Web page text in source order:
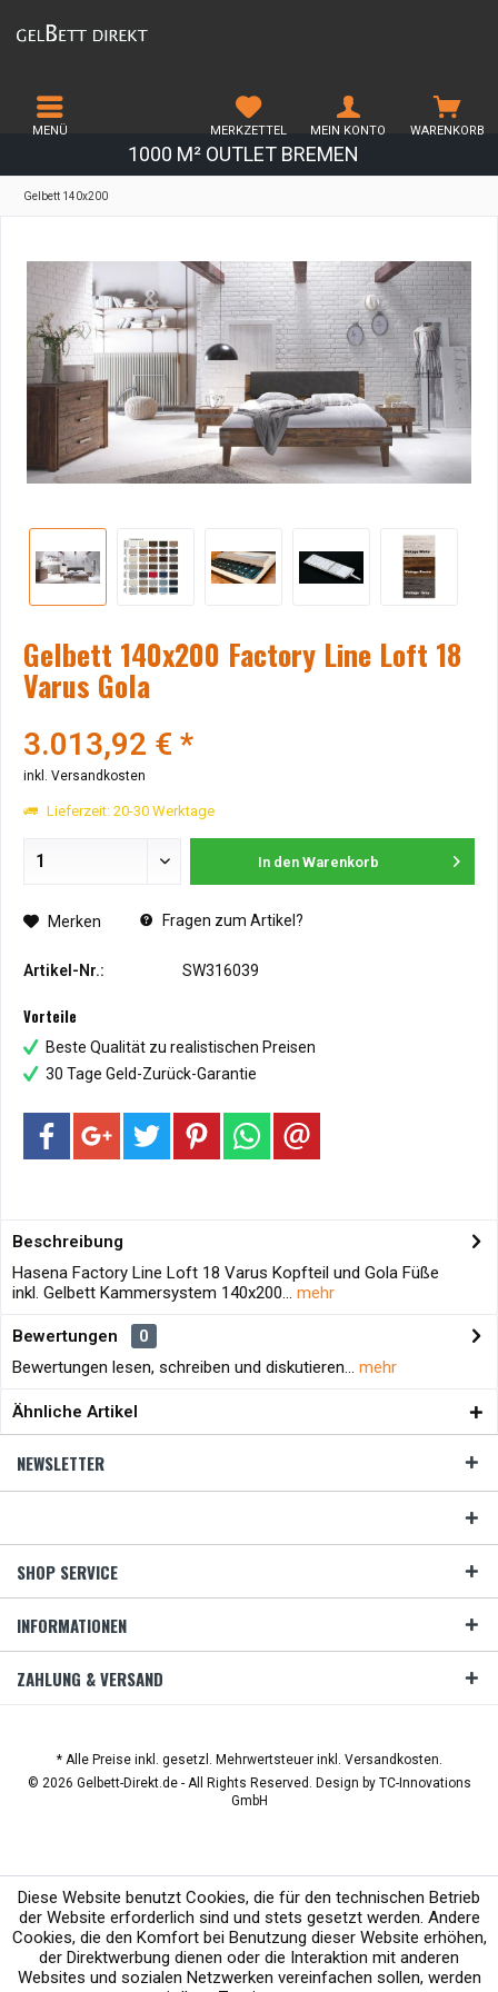
1000 M² OUTLET BREMEN
MENÜ WARENKORB
MERKZETTEL MEIN KONTO
Gelbett 140x200
Gelbett 140x200 Factory Line Loft 18
Varus Gola
3.013,92 € *
inkl. Versandkosten
Lieferzeit: 20-30 Werktage
In den Warenkorb
Merken Fragen zum Artikel?
Artikel-Nr.: SW316039
Vorteile
Beste Qualität zu realistischen Preisen
30 Tage Geld-Zurück-Garantie
Beschreibung
Hasena Factory Line Loft 18 Varus Kopfteil und Gola Füße
inkl. Gelbett Kammersystem 140x200... mehr
Bewertungen
0
Bewertungen lesen, schreiben und diskutieren... mehr
Ähnliche Artikel
NEWSLETTER
SHOP SERVICE
INFORMATIONEN
ZAHLUNG & VERSAND
* Alle Preise inkl. gesetzl. Mehrwertsteuer inkl. Versandkosten.
© 2026 Gelbett-Direkt.de - All Rights Reserved. Design by TC-Innovations
GmbH
Diese Website benutzt Cookies, die für den technischen Betrieb
der Website erforderlich sind und stets gesetzt werden. Andere
Cookies, die den Komfort bei Benutzung dieser Website erhöhen,
der Direktwerbung dienen oder die Interaktion mit anderen
Websites und sozialen Netzwerken vereinfachen sollen, werden